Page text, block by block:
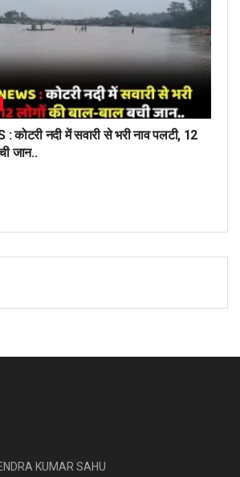
कोटरी नदी में सवारी से भरी नाव पलटी, 12
जान..
KUMAR SAHU